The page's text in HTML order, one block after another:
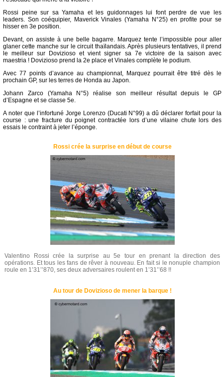
Rossi peine sur sa Yamaha et les guidonnages lui font perdre de vue les
leaders. Son coéquipier, Maverick Vinales (Yamaha N°25) en profite pour se
hisser en 3e position.
Devant, on assiste à une belle bagarre. Marquez tente l’impossible pour aller
glaner cette manche sur le circuit thaïlandais. Après plusieurs tentatives, il prend
le meilleur sur Dovizioso et vient signer sa 7e victoire de la saison avec
maestria ! Dovizioso prend la 2e place et Vinales complète le podium.
Avec 77 points d’avance au championnat, Marquez pourrait être titré dès le
prochain GP, sur les terres de Honda au Japon.
Johann Zarco (Yamaha N°5) réalise son meilleur résultat depuis le GP
d’Espagne et se classe 5e.
A noter que l’infortuné Jorge Lorenzo (Ducati N°99) a dû déclarer forfait pour la
course : une fracture du poignet contractée lors d’une vilaine chute lors des
essais le contraint à jeter l’éponge.
Rossi crée la surprise en début de course
Valentino Rossi crée la surprise au 5e tour en prenant la direction des
opérations. Et tous les fans de rêver à nouveau. En fait si le nonuple champion
roule en 1’31’’870, ses deux adversaires roulent en 1’31’’68 !!
Au tour de Dovizioso de mener la barque !